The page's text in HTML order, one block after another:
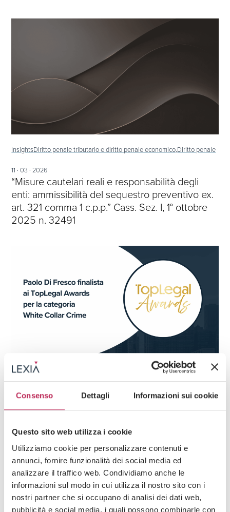
Consenso Dettagli Informazioni sui cookie
Questo sito web utilizza i cookie
Utilizziamo cookie per personalizzare contenuti e
annunci, fornire funzionalità dei social media ed
analizzare il traffico web. Condividiamo anche le
informazioni sul modo in cui utilizza il nostro sito con i
nostri partner che si occupano di analisi dei dati web,
pubblicità e social media, i quali possono combinarle con
Iscriviti alla newsletter
Newsletter
InsightsDiritto penale tributario e diritto penale economico,Diritto penale
11 · 03 · 2026
“Misure cautelari reali e responsabilità degli
enti: ammissibilità del sequestro preventivo ex.
art. 321 comma 1 c.p.p.” Cass. Sez. I, 1° ottobre
2025 n. 32491
05 · 11 · 2025
Paolo Di Fresco finalista ai TopLegal Awards per